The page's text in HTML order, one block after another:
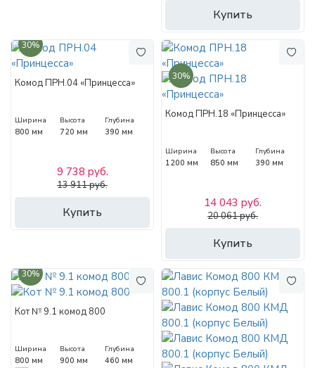
Купить
30%
Комод ПРН.04 «Принцесса»
Ширина
800 мм
Высота
720 мм
Глубина
390 мм
Купить
9 738 руб.
13 911 руб.
30%
Комод ПРН.18 «Принцесса»
Ширина
1200 мм
Высота
850 мм
Глубина
390 мм
Купить
14 043 руб.
20 061 руб.
30%
Кот № 9.1 комод 800
Ширина
800 мм
Высота
900 мм
Глубина
460 мм